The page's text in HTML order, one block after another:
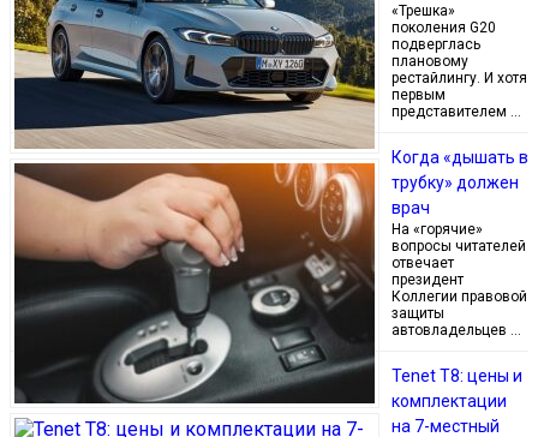
«Трешка»
поколения G20
подверглась
плановому
рестайлингу. И хотя
первым
представителем …
Когда «дышать в
трубку» должен
врач
На «горячие»
вопросы читателей
отвечает
президент
Коллегии правовой
защиты
автовладельцев …
Tenet T8: цены и
комплектации
на 7-местный